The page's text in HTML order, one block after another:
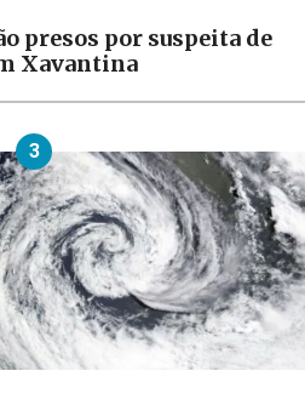
presos por suspeita de
Xavantina
3